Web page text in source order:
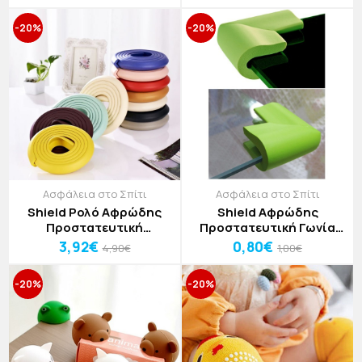
-20%
Ασφάλεια στο Σπίτι
Shield Ρολό Αφρώδης
Προστατευτική
Επιφάνεια Για Γωνίες 2m
3,92€ 4,90€
-20%
Ασφάλεια στο Σπίτι
Shield Αφρώδης
Προστατευτική Γωνία
6x3,5x0,8cm
0,80€ 1,00€
-20% -20%